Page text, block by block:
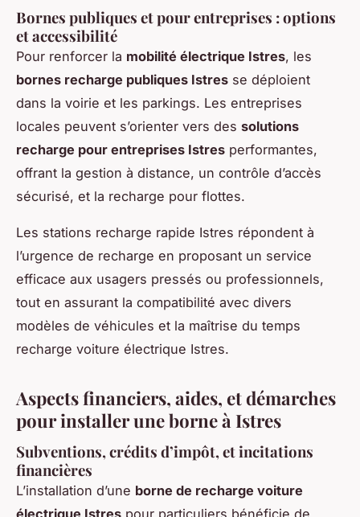
Bornes publiques et pour entreprises : options
et accessibilité
Pour renforcer la mobilité électrique Istres, les
bornes recharge publiques Istres se déploient
dans la voirie et les parkings. Les entreprises
locales peuvent s’orienter vers des solutions
recharge pour entreprises Istres performantes,
offrant la gestion à distance, un contrôle d’accès
sécurisé, et la recharge pour flottes.
Les stations recharge rapide Istres répondent à
l’urgence de recharge en proposant un service
efficace aux usagers pressés ou professionnels,
tout en assurant la compatibilité avec divers
modèles de véhicules et la maîtrise du temps
recharge voiture électrique Istres.
Aspects financiers, aides, et démarches
pour installer une borne à Istres
Subventions, crédits d’impôt, et incitations
financières
L’installation d’une borne de recharge voiture